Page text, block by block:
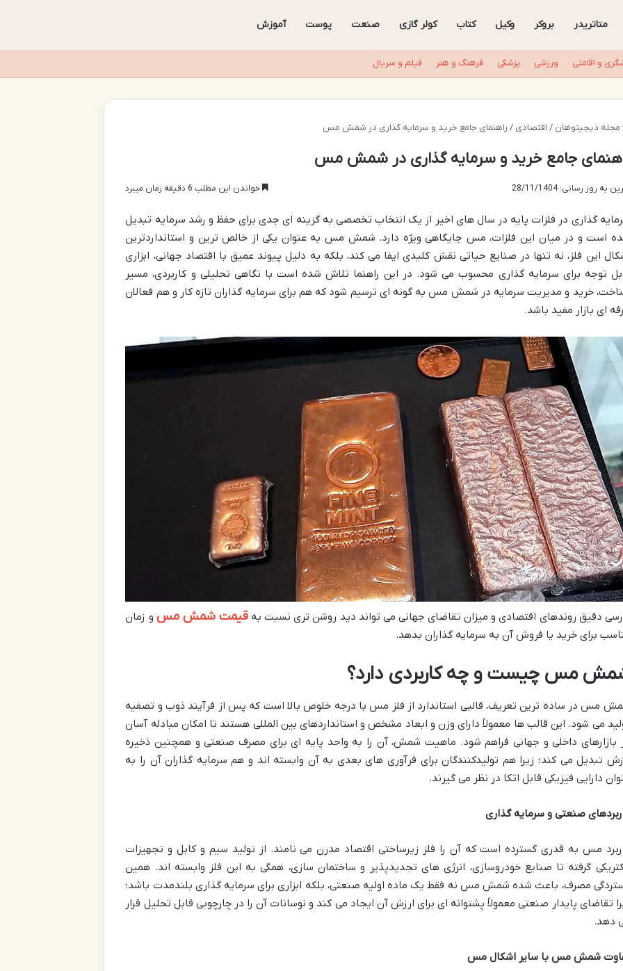
متاتریدر بروکر وکیل کتاب کولر گازی صنعت پوست آموزش
و اقامتی ورزشی پزشکی فرهنگ و هنر فیلم و سریال
مجله دیجیتوهان / اقتصادی / راهنمای جامع خرید و سرمایه گذاری در شمش مس
جامع خرید و سرمایه گذاری در شمش مس
به روز رسانی: 28/11/1404 خواندن این مطلب 6 دقیقه زمان میبرد
گذاری در فلزات پایه در سال های اخیر از یک انتخاب تخصصی به گزینه ای جدی برای حفظ و رشد سرمایه تبدیل
است و در میان این فلزات، مس جایگاهی ویژه دارد. شمش مس به عنوان یکی از خالص ترین و استانداردترین
این فلز، نه تنها در صنایع حیاتی نقش کلیدی ایفا می کند، بلکه به دلیل پیوند عمیق با اقتصاد جهانی، ابزاری
توجه برای سرمایه گذاری محسوب می شود. در این راهنما تلاش شده است با نگاهی تحلیلی و کاربردی، مسیر
خرید و مدیریت سرمایه در شمش مس به گونه ای ترسیم شود که هم برای سرمایه گذاران تازه کار و هم فعالان
ای بازار مفید باشد.
دقیق روندهای اقتصادی و میزان تقاضای جهانی می تواند دید روشن تری نسبت بهقیمت شمش مس و زمان
برای خرید یا فروش آن به سرمایه گذاران بدهد.
مس چیست و چه کاربردی دارد؟
مس در ساده ترین تعریف، قالبی استاندارد از فلز مس با درجه خلوص بالا است که پس از فرآیند ذوب و تصفیه
می شود. این قالب ها معمولاً دارای وزن و ابعاد مشخص و استانداردهای بین المللی هستند تا امکان مبادله آسان
بازارهای داخلی و جهانی فراهم شود. ماهیت شمش، آن را به واحد پایه ای برای مصرف صنعتی و همچنین ذخیره
تبدیل می کند؛ زیرا هم تولیدکنندگان برای فرآوری های بعدی به آن وابسته اند و هم سرمایه گذاران آن را به
دارایی فیزیکی قابل اتکا در نظر می گیرند.
صنعتی و سرمایه گذاری
مس به قدری گسترده است که آن را فلز زیرساختی اقتصاد مدرن می نامند. از تولید سیم و کابل و تجهیزات
گرفته تا صنایع خودروسازی، انرژی های تجدیدپذیر و ساختمان سازی، همگی به این فلز وابسته اند. همین
مصرف، باعث شده شمش مس نه فقط یک ماده اولیه صنعتی، بلکه ابزاری برای سرمایه گذاری بلندمدت باشد؛
تقاضای پایدار صنعتی معمولاً پشتوانه ای برای ارزش آن ایجاد می کند و نوسانات آن را در چارچوبی قابل تحلیل قرار
دهد.
شمش مس با سایر اشکال مس